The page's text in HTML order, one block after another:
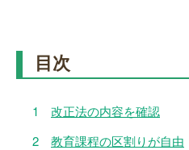
目次
1 改正法の内容を確認
2 教育課程の区割りが自由